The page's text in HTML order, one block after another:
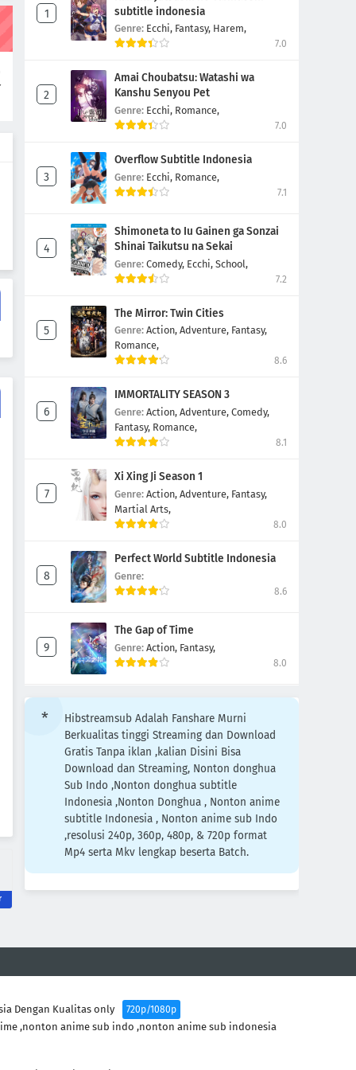
Episode 5
Eps 5 -4 Tahun yang lalu
Episode 4
Eps 4- 4 Tahun yang lalu
Stellar Transformations season 3
4 Tahun yang lalu
Eps 2-4 Tahun yang lalu
Stellar Transformations season 3
Eps 1-4 Tahun yang lalu
subtitle indonesia
Genre: Ecchi, Fantasy, Harem,
7.0
Amai Choubatsu: Watashi wa
Kanshu Senyou Pet
Genre: Ecchi, Romance,
7.0
Overflow Subtitle Indonesia
Genre: Ecchi, Romance,
7.1
Shimoneta to Iu Gainen ga Sonzai
Shinai Taikutsu na Sekai
Genre: Comedy, Ecchi, School,
7.2
The Mirror: Twin Cities
Genre: Action, Adventure, Fantasy,
Romance,
8.6
IMMORTALITY SEASON 3
Genre: Action, Adventure, Comedy,
Fantasy, Romance,
8.1
Xi Xing Ji Season 1
Genre: Action, Adventure, Fantasy,
Martial Arts,
8.0
Perfect World Subtitle Indonesia
Genre:
8.6
The Gap of Time
Genre: Action, Fantasy,
8.0
Hibstreamsub Adalah Fanshare Murni
Berkualitas tinggi Streaming dan Download
Gratis Tanpa iklan ,kalian Disini Bisa
Download dan Streaming, Nonton donghua
Sub Indo ,Nonton donghua subtitle
Indonesia ,Nonton Donghua , Nonton anime
subtitle Indonesia , Nonton anime sub Indo
,resolusi 240p, 360p, 480p, & 720p format
Mp4 serta Mkv lengkap beserta Batch.
Dengan Kualitas only 720p/1080p
,nonton anime sub indo ,nonton anime sub indonesia